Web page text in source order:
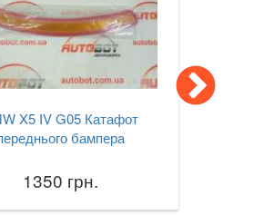
X5 IV G05 Катафот
бампера
1350 грн.